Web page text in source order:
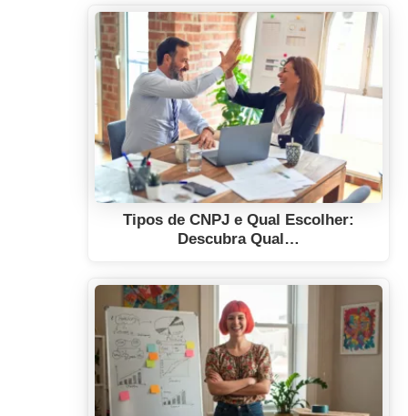
Tipos de CNPJ e Qual Escolher:
Descubra Qual…